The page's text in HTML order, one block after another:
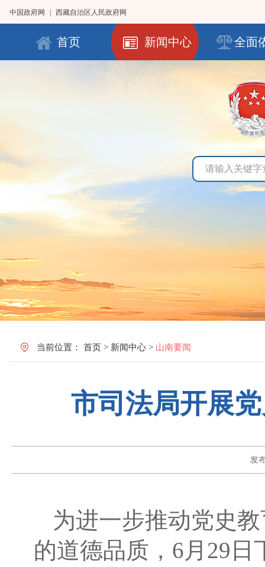
中国政府网 西藏自治区人民政府网
首页 新闻中心 全面
当前位置： 首页 > 新闻中心 > 山南要闻
市司法局开展
发
为进一步推动党史
的道德品质，6月29